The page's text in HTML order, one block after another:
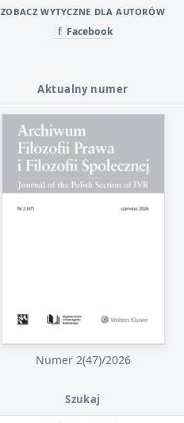
ZOBACZ WYTYCZNE DLA AUTORÓW
f Facebook
Aktualny numer
Numer 2(47)/2026
Szukaj